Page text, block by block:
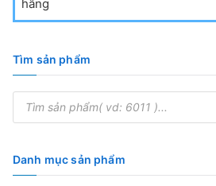
hãng
Tìm sản phẩm
T
m
ế
m
s
Danh mục sản phẩm